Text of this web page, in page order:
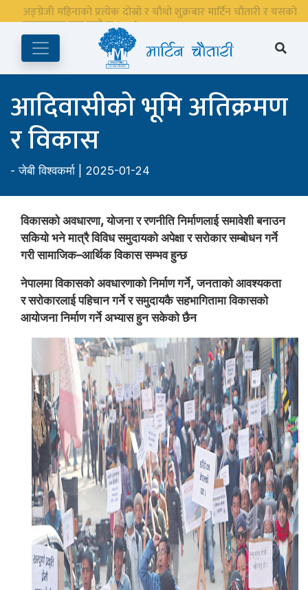
अङ्ग्रेजी महिनाको प्रत्येक दोस्रो र चौथो शुक्रबार मार्टिन चौतारी र यसको
पुस्तकालय बन्द रहने छ ।
आदिवासीको भूमि अतिक्रमण
र विकास
-जेबी विश्वकर्मा | 2025-01-24
विकासको अवधारणा, योजना र रणनीति निर्माणलाई समावेशी बनाउन
सकियो भने मात्रै विविध समुदायको अपेक्षा र सरोकार सम्बोधन गर्ने
गरी सामाजिक–आर्थिक विकास सम्भव हुन्छ
नेपालमा विकासको अवधारणाको निर्माण गर्ने, जनताको आवश्यकता
र सरोकारलाई पहिचान गर्ने र समुदायकै सहभागितामा विकासको
आयोजना निर्माण गर्ने अभ्यास हुन सकेको छैन